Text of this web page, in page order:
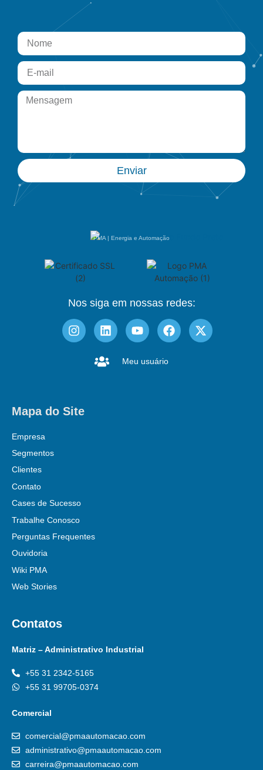
Enviar
PMA | Energia e Automação
Nos siga em nossas redes:
Meu usuário
Mapa do Site
Empresa
Segmentos
Clientes
Contato
Cases de Sucesso
Trabalhe Conosco
Perguntas Frequentes
Ouvidoria
Wiki PMA
Web Stories
Contatos
Matriz – Administrativo Industrial
+55 31 2342-5165
+55 31 99705-0374
Comercial
comercial@pmaautomacao.com
administrativo@pmaautomacao.com
carreira@pmaautomacao.com